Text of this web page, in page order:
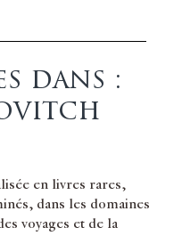
dans :
en livres rares,
dans les domaines
voyages et de la